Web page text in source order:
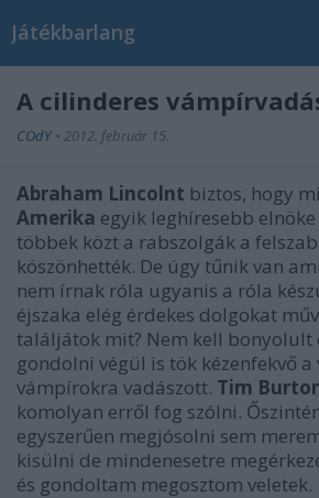
Játékbarlang
A cilinderes
COdY • 2012. február 15.
Abraham Lincolnt biztos, hogy
Amerika egyik leghíresebb
többek közt a rabszolgák a
köszönhették. De úgy tűnik van
nem írnak róla ugyanis a róla
éjszaka elég érdekes dolgokat
találjátok mit? Nem kell bonyolult
gondolni végül is tök kézenfekvő a
vámpírokra vadászott. Tim
komolyan erről fog szólni.
egyszerűen megjósolni sem
kisülni de mindenesetre
és gondoltam megosztom veletek.